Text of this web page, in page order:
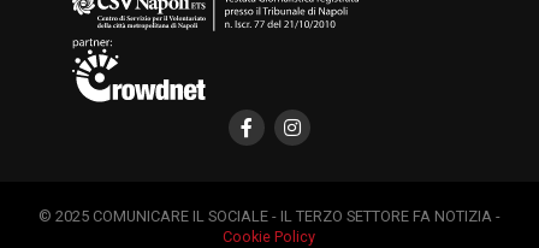
© 2025 COMUNICARE IL SOCIALE - IL TERZO SETTORE FA NOTIZIA -
Cookie Policy